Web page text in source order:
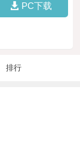
PC下载
排行